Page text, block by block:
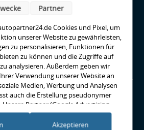
Performance Standard?
Einbremsen
Runter im Hof
Versandarten
Cookies und Pixel, um
unserer Website zu gewährleisten,
zu personalisieren, Funktionen für
zu können und die Zugriffe auf
analysieren. Außerdem geben wir
Verwendung unserer Website an
Medien, Werbung und Analysen
auch die Erstellung pseudonymer
Partner (Google Advertising
Informationen möglicherweise mit
die Sie ihnen bereitgestellt haben
Partner
Akzeptieren